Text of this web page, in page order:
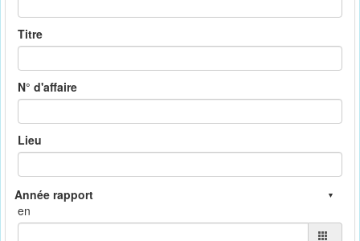
Titre
N° d'affaire
Lieu
en